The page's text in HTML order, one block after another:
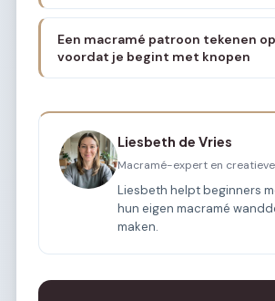
Een macramé patroon tekenen
voordat je begint met knopen
Liesbeth de Vries
Macramé-expert en
Liesbeth helpt beginners
hun eigen macramé
maken.